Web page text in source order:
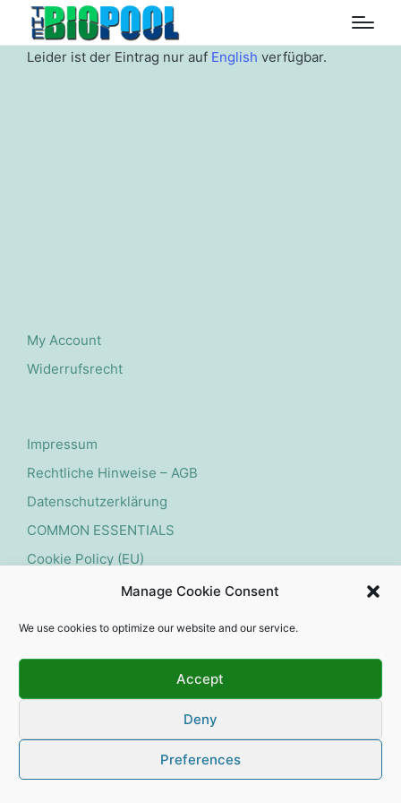
Manage Cookie Consent
We use cookies to optimize our website and our service.
Accept
Deny
Preferences
Leider ist der Eintrag nur auf English verfügbar.
My Account
Widerrufsrecht
Impressum
Rechtliche Hinweise – AGB
Datenschutzerklärung
COMMON ESSENTIALS
Cookie Policy (EU)
Widerruf starten
Copyright 2026 — Natur Pools und Schwimmteiche.
Consulting.de